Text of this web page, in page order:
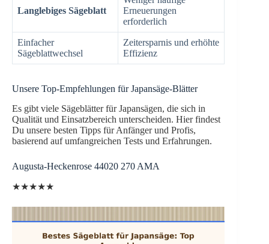
Langlebiges Sägeblatt
Erneuerungen
erforderlich
Einfacher
Sägeblattwechsel
Zeitersparnis und erhöhte
Effizienz
Unsere Top-Empfehlungen für Japansäge-Blätter
Es gibt viele Sägeblätter für Japansägen, die sich in
Qualität und Einsatzbereich unterscheiden. Hier findest
Du unsere besten Tipps für Anfänger und Profis,
basierend auf umfangreichen Tests und Erfahrungen.
Augusta-Heckenrose 44020 270 AMA
★★★★★